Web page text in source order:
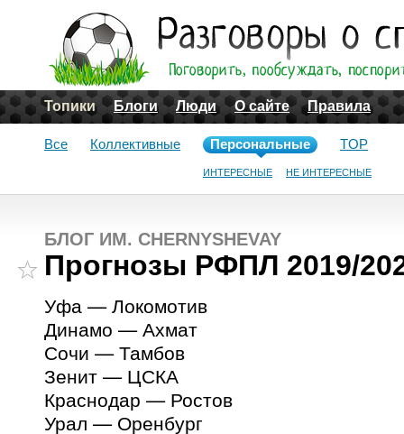
Топики Блоги Люди О сайте Правила
Все Коллективные Персональные
ИНТЕРЕСНЫЕ НЕ ИНТЕРЕСНЫЕ
TOP
БЛОГ ИМ. CHERNYSHEVAY
Прогнозы РФПЛ 2019/
Уфа — Локомотив
Динамо — Ахмат
Сочи — Тамбов
Зенит — ЦСКА
Краснодар — Ростов
Урал — Оренбург